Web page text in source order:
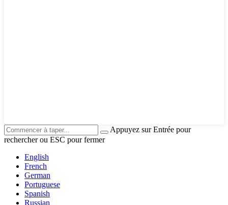
Appuyez sur Entrée pour
rechercher ou ESC pour fermer
English
French
German
Portuguese
Spanish
Russian